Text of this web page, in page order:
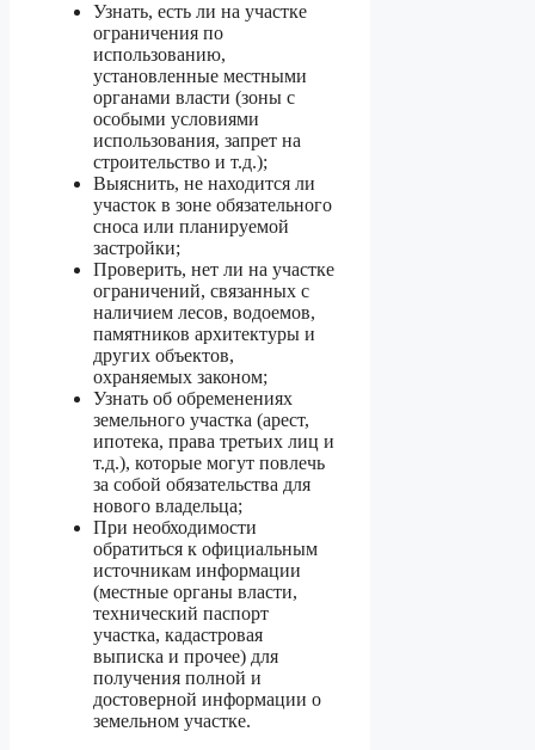
Узнать, есть ли на участке
ограничения по
использованию,
установленные местными
органами власти (зоны с
особыми условиями
использования, запрет на
строительство и т.д.);
Выяснить, не находится ли
участок в зоне обязательного
сноса или планируемой
застройки;
Проверить, нет ли на участке
ограничений, связанных с
наличием лесов, водоемов,
памятников архитектуры и
других объектов,
охраняемых законом;
Узнать об обременениях
земельного участка (арест,
ипотека, права третьих лиц и
т.д.), которые могут повлечь
за собой обязательства для
нового владельца;
При необходимости
обратиться к официальным
источникам информации
(местные органы власти,
технический паспорт
участка, кадастровая
выписка и прочее) для
получения полной и
достоверной информации о
земельном участке.